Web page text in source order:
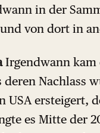
in der
von dort in
Irgendwann kam
Nachlass
USA ersteigert,
es Mitte der